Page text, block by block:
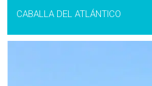
CABALLA DEL ATLÁNTICO